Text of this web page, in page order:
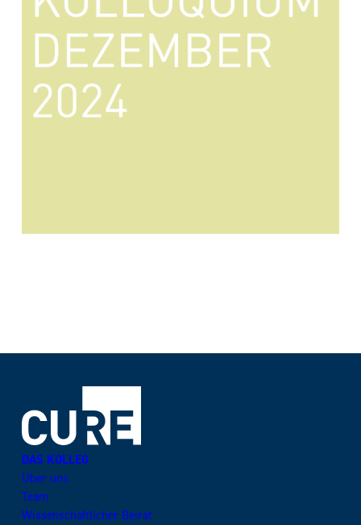
DAS KOLLEG
Über uns
Team
Wissenschaftlicher Beirat